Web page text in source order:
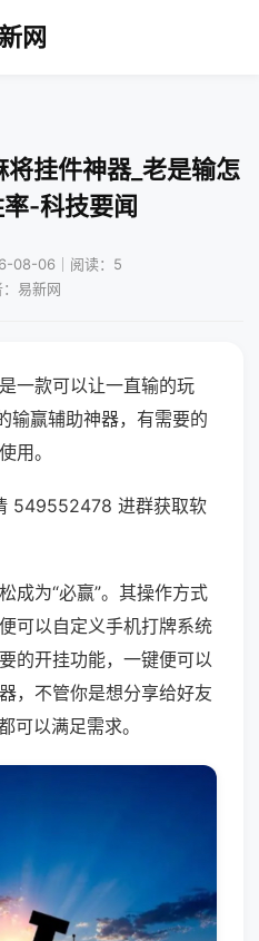
网
挂件神器_老是输怎
-科技要闻
08-06｜阅读：5
易新网
一款可以让一直输的玩
输赢辅助神器，有需要的
用。
549552478 进群获取软
成为“必赢”。其操作方式
可以自定义手机打牌系统
的开挂功能，一键便可以
，不管你是想分享给好友
可以满足需求。